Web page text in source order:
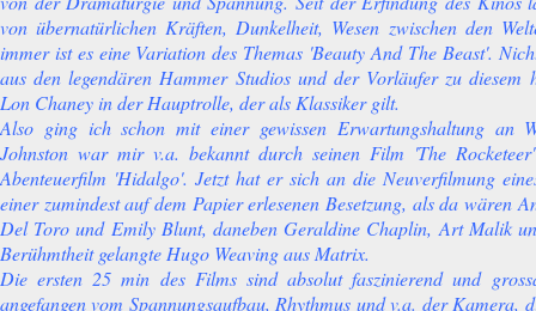
von übernatürlichen Kräften, Dunkelheit, Wesen zwischen den
immer ist es eine Variation des Themas 'Beauty And The Beast'.
aus den legendären Hammer Studios und der Vorläufer zu diesem
Lon Chaney in der Hauptrolle, der als Klassiker gilt.
Also ging ich schon mit einer gewissen Erwartungshaltung an
Johnston war mir v.a. bekannt durch seinen Film 'The
Abenteuerfilm 'Hidalgo'. Jetzt hat er sich an die Neuverfilmung
einer zumindest auf dem Papier erlesenen Besetzung, als da wären
Del Toro und Emily Blunt, daneben Geraldine Chaplin, Art Malik
Berühmtheit gelangte Hugo Weaving aus Matrix.
Die ersten 25 min des Films sind absolut faszinierend und
angefangen vom Spannungsaufbau, Rhythmus und v.a. der Kamera,